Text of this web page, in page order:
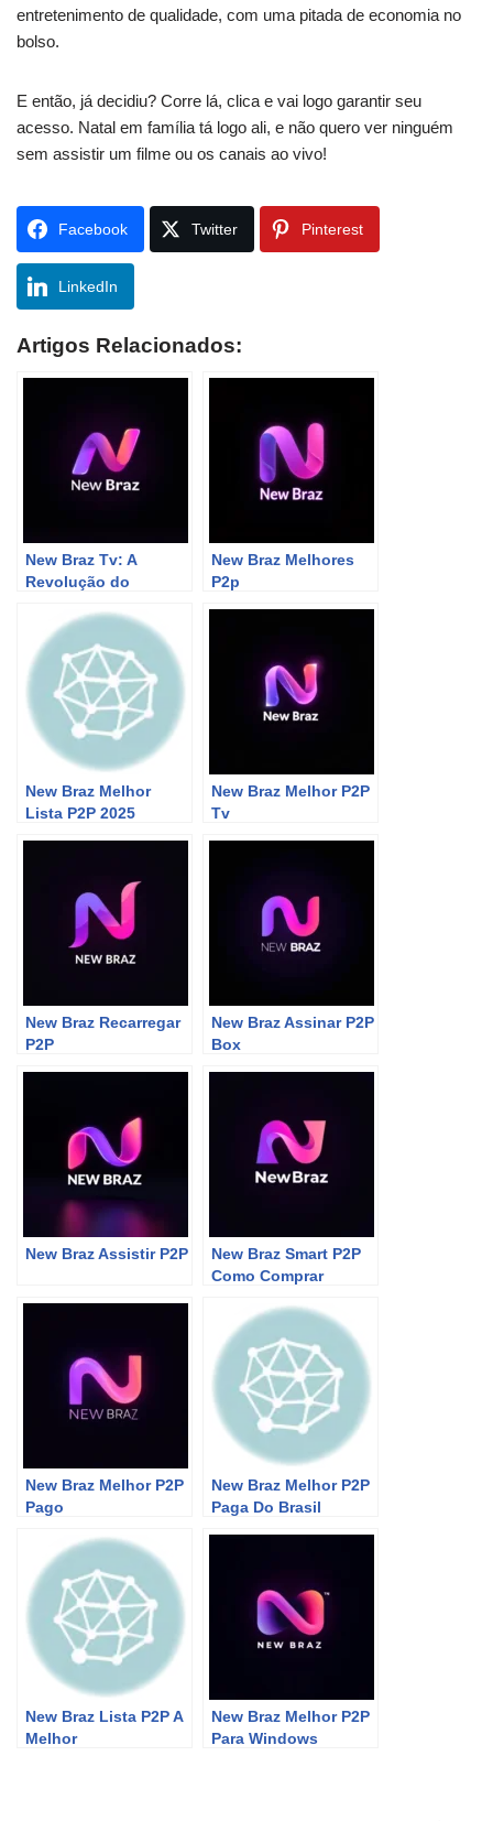
entretenimento de qualidade, com uma pitada de economia no
bolso.
E então, já decidiu? Corre lá, clica e vai logo garantir seu
acesso. Natal em família tá logo ali, e não quero ver ninguém
sem assistir um filme ou os canais ao vivo!
Facebook Twitter Pinterest
LinkedIn
Artigos Relacionados:
New Braz Tv: A
Revolução do
Deixar de Queixo
Caído!
New Braz Melhores
P2p
New Braz Melhor
Lista P2P 2025
New Braz Melhor P2P
Tv
New Braz Recarregar
P2P
New Braz Assinar P2P
Box
New Braz Assistir P2P
New Braz Smart P2P
Como Comprar
New Braz Melhor P2P
Pago
New Braz Melhor P2P
Paga Do Brasil
New Braz Lista P2P A
Melhor
New Braz Melhor P2P
Para Windows